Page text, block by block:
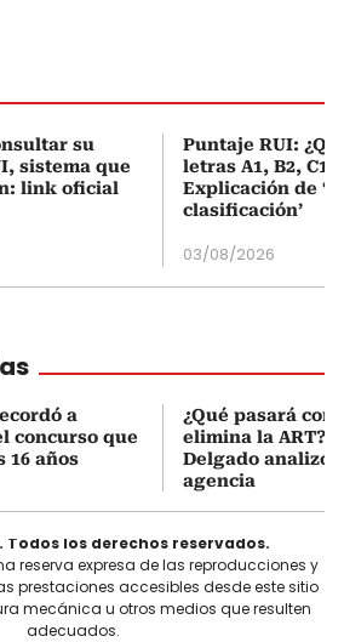
su
sistema que
link oficial
Puntaje RUI:
letras A1, B2, C1
Explicación de
clasificación’
03/08/2026
a
concurso que
16 años
¿Qué pasará con
elimina la ART?
Delgado analizó
agencia
Todos los derechos reservados.
reserva expresa de las reproducciones y
prestaciones accesibles desde este sitio
mecánica u otros medios que resulten
adecuados.